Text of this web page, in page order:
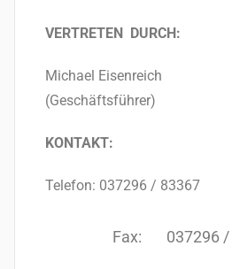
VERTRETEN DURCH:
Michael Eisenreich
(Geschäftsführer)
KONTAKT:
Telefon:
Fax: